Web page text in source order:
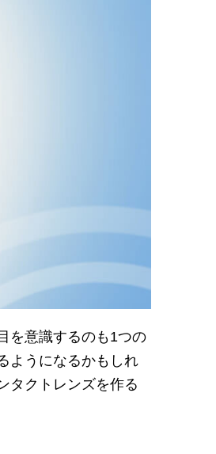
を意識するのも1つの
ようになるかもしれ
タクトレンズを作る